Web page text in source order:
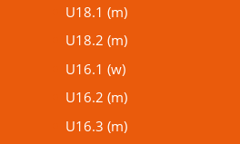
U18.1 (m)
U18.2 (m)
U16.1 (w)
U16.2 (m)
U16.3 (m)